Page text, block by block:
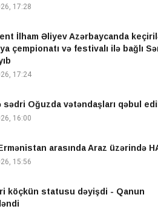
17:28
İlham Əliyev Azərbaycanda
çempionatı və festivalı ilə bağlı
17:24
sədri Oğuzda vətəndaşları qəbul
16:00
arasında Araz üzərində
15:56
köçkün statusu dəyişdi - Qanun